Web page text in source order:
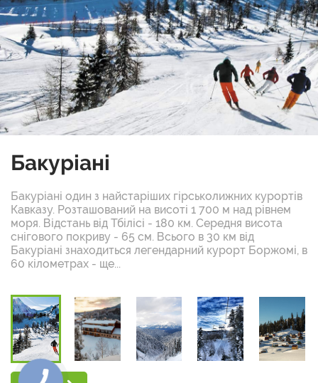
Бакуріані
Бакуріані один з найстаріших гірськолижних курортів
Кавказу. Розташований на висоті 1 700 м над рівнем
моря. Відстань від Тбілісі - 180 км. Середня висота
снігового покриву - 65 см. Всього в 30 км від
Бакуріані знаходиться легендарний курорт Боржомі, в
60 кілометрах - ще...